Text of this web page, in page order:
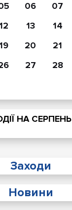
06 07
13 14
20 21
27 28
НА СЕРПЕНЬ
Заходи
Новини